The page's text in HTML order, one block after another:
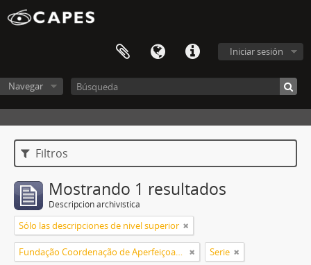
Iniciar sesión
Navegar
Filtros
Mostrando 1 resultados
Descripción archivística
Sólo las descripciones de nivel superior
Fundação Coordenação de Aperfeiçoamento de Pessoal de Nível Superior (CAPES) Serie